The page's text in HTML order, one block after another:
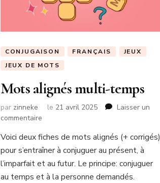
CONJUGAISON FRANÇAIS
JEUX
JEUX DE MOTS
Mots alignés multi-temps
par zinneke le 21 avril 2025
Laisser un
commentairesur
alignés
multi-
temps
Voici deux fiches de mots alignés (+ corrigés)
pour s’entraîner à conjuguer au présent, à
l’imparfait et au futur. Le principe: conjuguer
au temps et à la personne demandés.